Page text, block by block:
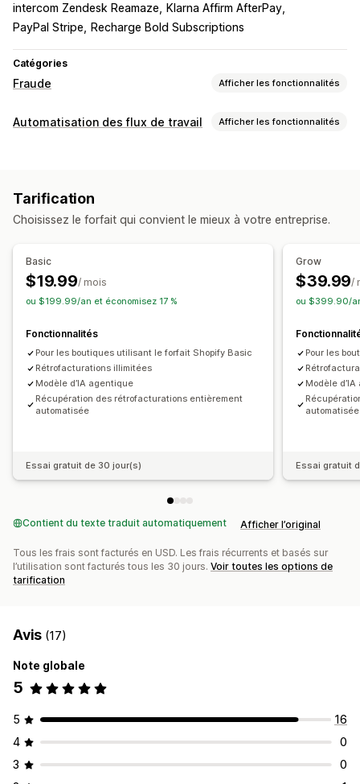
intercom Zendesk Reamaze
Klarna Affirm AfterPay
PayPal Stripe
Recharge Bold Subscriptions
Catégories
Fraude Afficher les fonctionnalités
Types de fraudes
Outils de prévention
Validation de la commande
Assurance contre la fraude
Détection guidée par l’IA
Flux de travail automatisés
Alertes et analyses de données
Alertes de risque élevé
Alertes de rétrofacturation
Activité suspecte
Alertes personnalisées
Notifications de fraudes
Analyses de données de rétrofacturation
Automatisation des flux de travail Afficher les fonctionnalités
Tarification
Choisissez le forfait qui convient le mieux à votre entreprise.
Basic
$19.99/ mois
ou $199.99/an et économisez 17 %
Fonctionnalités
Pour les boutiques utilisant le forfait Shopify Basic
Rétrofacturations illimitées
Modèle d’IA agentique
Récupération des rétrofacturations entièrement
automatisée
Essai gratuit de 30 jour(s)
Grow
$39.99/
ou $399.90/
Pour les
Modèle
automatisée
Essai gratuit
Contient du texte traduit automatiquement Afficher l’original
Tous les frais sont facturés en USD. Les frais récurrents et basés sur
l’utilisation sont facturés tous les 30 jours. Voir toutes les options de
tarification
Avis (17)
Note globale
5
5
16
4
0
3
0